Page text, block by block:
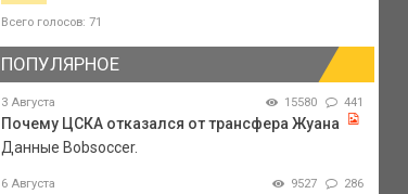
Всего голосов: 71
ПОПУЛЯРНОЕ
3 Августа 15580 441
Почему ЦСКА отказался от трансфера Жуана
Данные Bobsoccer.
6 Августа 9527 286